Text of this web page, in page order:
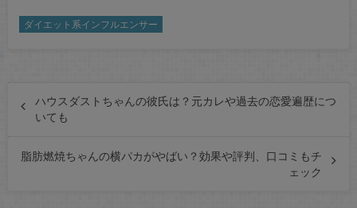
ダイエット系インフルエンサー
ハウスダストちゃんの彼氏は？元カレや過去の恋愛遍歴につ
いても
脂肪燃焼ちゃんの横パカがやばい？効果や評判、口コミもチ
ェック